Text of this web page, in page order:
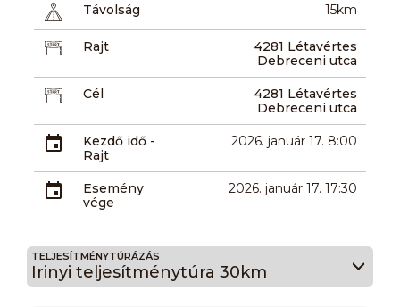
Távolság 15km
Rajt
4281 Létavértes
Debreceni utca
Cél
4281 Létavértes
Debreceni utca
Kezdő idő -
Rajt
2026. január 17. 8:00
Esemény
vége
2026. január 17. 17:30
TELJESÍTMÉNYTÚRÁZÁS
Irinyi teljesítménytúra 30km